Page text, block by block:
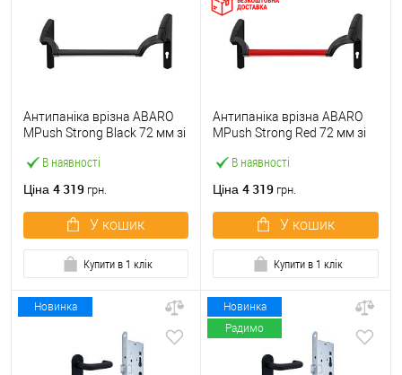
В наявності
Антипаніка врізна ABARO
МPush Strong Black 72 мм зі
Ціна 4 319 грн.
У кошик
Купити в 1 клік
В наявності
Антипаніка врізна ABARO
МPush Strong Red 72 мм зі
Ціна 4 319 грн.
У кошик
Купити в 1 клік
Новинка
Новинка
Радимо